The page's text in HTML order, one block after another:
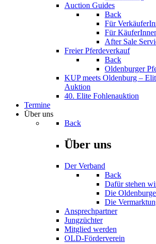
Auction Guides
Back
Für
Für
After Sale
Freier Pferdeverkauf
Back
Oldenburger
KUP meets Oldenburg –
Auktion
40. Elite Fohlenauktion
Termine
Über uns
Back
Über uns
Der Verband
Back
Dafür stehen
Die
Die
Ansprechpartner
Jungzüchter
Mitglied werden
OLD-Förderverein